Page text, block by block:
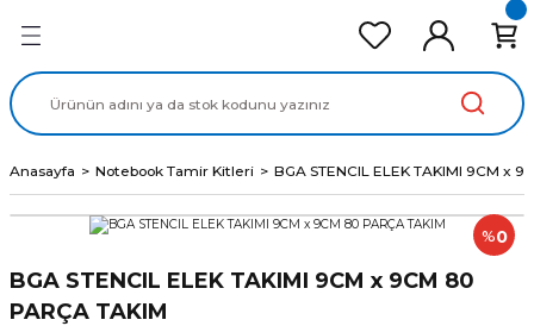
Ekran Panel
Data Kablo
Anasayfa Notebook Tamir Kitleri BGA STENCIL ELEK TAKIMI 9CM x
%0
BGA STENCIL ELEK TAKIMI 9CM x 9CM 80
PARÇA TAKIM